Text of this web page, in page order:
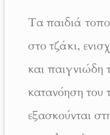
Τα παιδιά
στο τζάκι,
και παιγνιώδη
κατανόηση του
εξασκούνται